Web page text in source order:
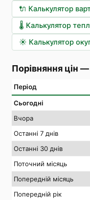
🔌 Калькулятор
🌡️ Калькулятор
☀️ Калькулятор
Порівняння цін —
Період
Сьогодні
Вчора
Останні 7 днів
Останні 30 днів
Поточний місяць
Попередній місяць
Попередній рік